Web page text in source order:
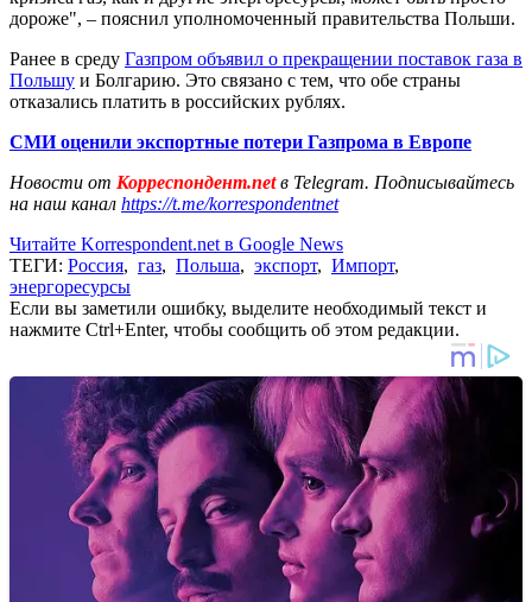
дороже", – пояснил уполномоченный правительства Польши.
Ранее в среду Газпром объявил о прекращении поставок газа в
Польшу и Болгарию. Это связано с тем, что обе страны
отказались платить в российских рублях.
СМИ оценили экспортные потери Газпрома в Европе
Новости от Корреспондент.netв Telegram. Подписывайтесь
на наш канал https://t.me/korrespondentnet
Читайте Korrespondent.net в Google News
ТЕГИ: Россия, газ, Польша, экспорт, Импорт,
энергоресурсы
Если вы заметили ошибку, выделите необходимый текст и
нажмите Ctrl+Enter, чтобы сообщить об этом редакции.